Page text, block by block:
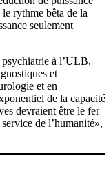
rythme bêta de la
seulement
à l’ULB,
et
et en
de la capacité
devraient être le fer
de l’humanité»,